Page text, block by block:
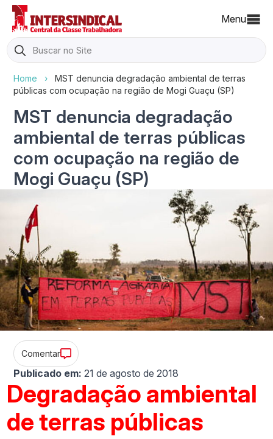
Menu
Search
for:
Home ›
MST denuncia degradação ambiental de terras
públicas com ocupação na região de Mogi Guaçu (SP)
MST denuncia degradação
ambiental de terras públicas
com ocupação na região de
Mogi Guaçu (SP)
Comentar
Publicado em: 21 de agosto de 2018
Degradação ambiental
de terras públicas